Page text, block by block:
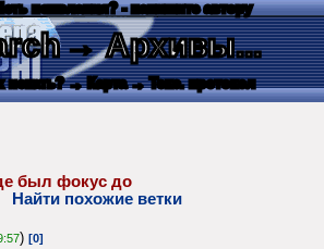
пожелания? - напишите автору
→ Архивы...
искать? → Карта → Текс. протокол
был фокус до
Найти похожие ветки
) [0]